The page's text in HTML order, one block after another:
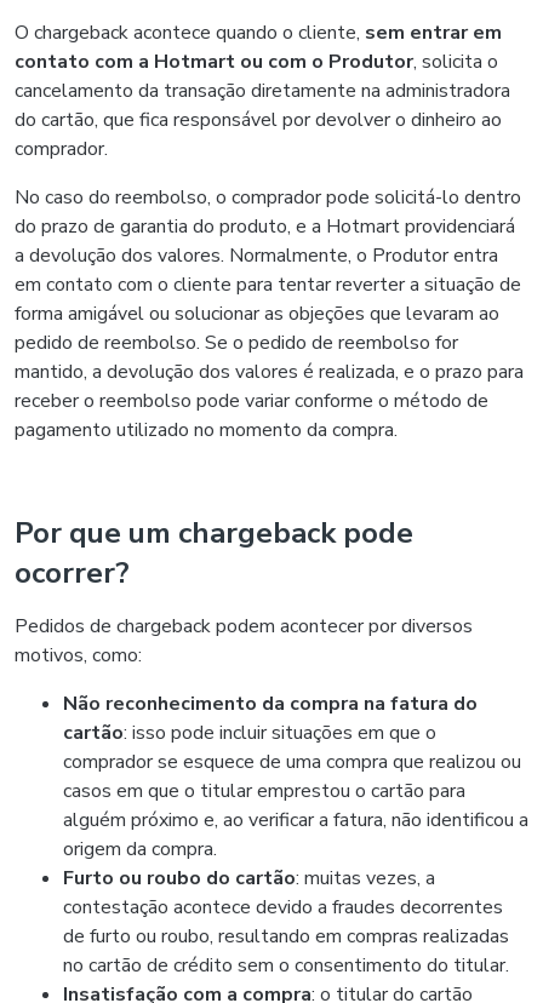
O chargeback acontece quando o cliente, sem entrar em
contato com a Hotmart ou com o Produtor, solicita o
cancelamento da transação diretamente na administradora
do cartão, que fica responsável por devolver o dinheiro ao
comprador.
No caso do reembolso, o comprador pode solicitá-lo dentro
do prazo de garantia do produto, e a Hotmart providenciará
a devolução dos valores. Normalmente, o Produtor entra
em contato com o cliente para tentar reverter a situação de
forma amigável ou solucionar as objeções que levaram ao
pedido de reembolso. Se o pedido de reembolso for
mantido, a devolução dos valores é realizada, e o prazo para
receber o reembolso pode variar conforme o método de
pagamento utilizado no momento da compra.
Por que um chargeback pode
ocorrer?
Pedidos de chargeback podem acontecer por diversos
motivos, como:
Não reconhecimento da compra na fatura do
cartão: isso pode incluir situações em que o
comprador se esquece de uma compra que realizou ou
casos em que o titular emprestou o cartão para
alguém próximo e, ao verificar a fatura, não identificou a
origem da compra.
Furto ou roubo do cartão: muitas vezes, a
contestação acontece devido a fraudes decorrentes
de furto ou roubo, resultando em compras realizadas
no cartão de crédito sem o consentimento do titular.
Insatisfação com a compra: o titular do cartão